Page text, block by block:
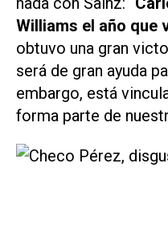
Williams el año que
obtuvo una gran
será de gran ayuda
embargo, está
forma parte de